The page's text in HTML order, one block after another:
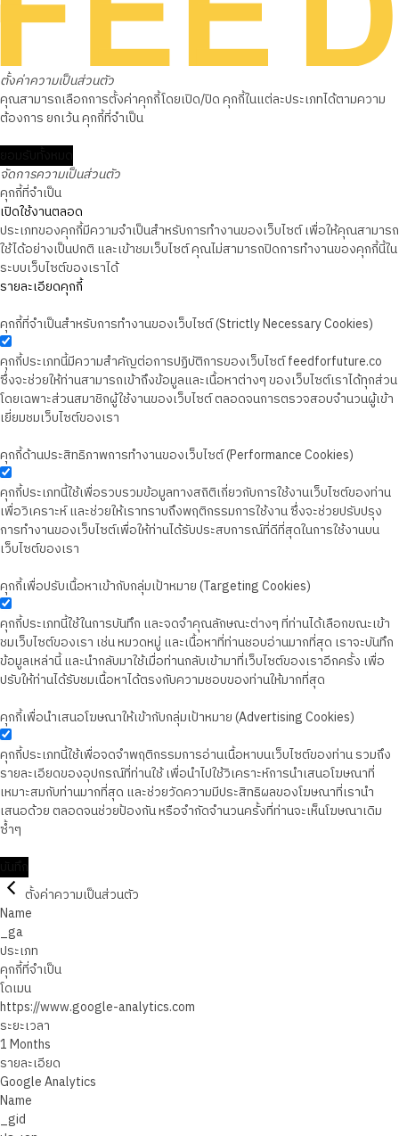
ตั้งค่าความเป็นส่วนตัว
คุณสามารถเลือกการตั้งค่าคุกกี้โดยเปิด/ปิด คุกกี้ในแต่ละประเภทได้ตามความ
ต้องการ ยกเว้น คุกกี้ที่จำเป็น
จัดการความเป็นส่วนตัว
คุกกี้ที่จำเป็น
เปิดใช้งานตลอด
ประเภทของคุกกี้มีความจำเป็นสำหรับการทำงานของเว็บไซต์ เพื่อให้คุณสามารถ
ใช้ได้อย่างเป็นปกติ และเข้าชมเว็บไซต์ คุณไม่สามารถปิดการทำงานของคุกกี้นี้ใน
ระบบเว็บไซต์ของเราได้
รายละเอียดคุกกี้
คุกกี้ที่จำเป็นสำหรับการทำงานของเว็บไซต์ (Strictly Necessary Cookies)
คุกกี้ประเภทนี้มีความสำคัญต่อการปฏิบัติการของเว็บไซต์ feedforfuture.co
ซึ่งจะช่วยให้ท่านสามารถเข้าถึงข้อมูลและเนื้อหาต่างๆ ของเว็บไซต์เราได้ทุกส่วน
โดยเฉพาะส่วนสมาชิกผู้ใช้งานของเว็บไซต์ ตลอดจนการตรวจสอบจำนวนผู้เข้า
เยี่ยมชมเว็บไซต์ของเรา
คุกกี้ด้านประสิทธิภาพการทำงานของเว็บไซต์ (Performance Cookies)
คุกกี้ประเภทนี้ใช้เพื่อรวบรวมข้อมูลทางสถิติเกี่ยวกับการใช้งานเว็บไซต์ของท่าน
เพื่อวิเคราะห์ และช่วยให้เราทราบถึงพฤติกรรมการใช้งาน ซึ่งจะช่วยปรับปรุง
การทำงานของเว็บไซต์เพื่อให้ท่านได้รับประสบการณ์ที่ดีที่สุดในการใช้งานบน
เว็บไซต์ของเรา
คุกกี้เพื่อปรับเนื้อหาเข้ากับกลุ่มเป้าหมาย (Targeting Cookies)
คุกกี้ประเภทนี้ใช้ในการบันทึก และจดจำคุณลักษณะต่างๆ ที่ท่านได้เลือกขณะเข้า
ชมเว็บไซต์ของเรา เช่น หมวดหมู่ และเนื้อหาที่ท่านชอบอ่านมากที่สุด เราจะบันทึก
ข้อมูลเหล่านี้ และนำกลับมาใช้เมื่อท่านกลับเข้ามาที่เว็บไซต์ของเราอีกครั้ง เพื่อ
ปรับให้ท่านได้รับชมเนื้อหาได้ตรงกับความชอบของท่านให้มากที่สุด
คุกกี้เพื่อนำเสนอโฆษณาให้เข้ากับกลุ่มเป้าหมาย (Advertising Cookies)
คุกกี้ประเภทนี้ใช้เพื่อจดจำพฤติกรรมการอ่านเนื้อหาบนเว็บไซต์ของท่าน รวมถึง
รายละเอียดของอุปกรณ์ที่ท่านใช้ เพื่อนำไปใช้วิเคราะห์การนำเสนอโฆษณาที่
เหมาะสมกับท่านมากที่สุด และช่วยวัดความมีประสิทธิผลของโฆษณาที่เรานำ
เสนอด้วย ตลอดจนช่วยป้องกัน หรือจำกัดจำนวนครั้งที่ท่านจะเห็นโฆษณาเดิม
ซ้ำๆ
ตั้งค่าความเป็นส่วนตัว
Name
_ga
ประเภท
คุกกี้ที่จำเป็น
โดเมน
https://www.google-analytics.com
ระยะเวลา
1 Months
รายละเอียด
Google Analytics
Name
_gid